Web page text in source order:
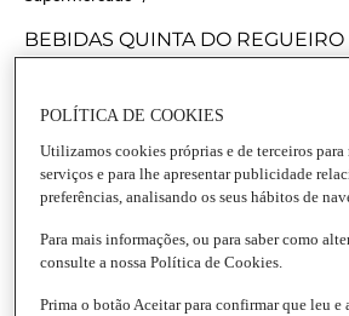
BEBIDAS QUINTA DO REGUEIRO
POLÍTICA DE COOKIES
Utilizamos cookies próprias e de terceiros para
serviços e para lhe apresentar publicidade
preferências, analisando os seus hábitos de
Para mais informações, ou para saber como
consulte a nossa Política de Cookies.
Prima o botão Aceitar para confirmar que leu e